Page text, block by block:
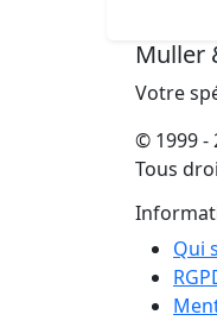
Muller
Votre
© 1999 -
Tous
Qui